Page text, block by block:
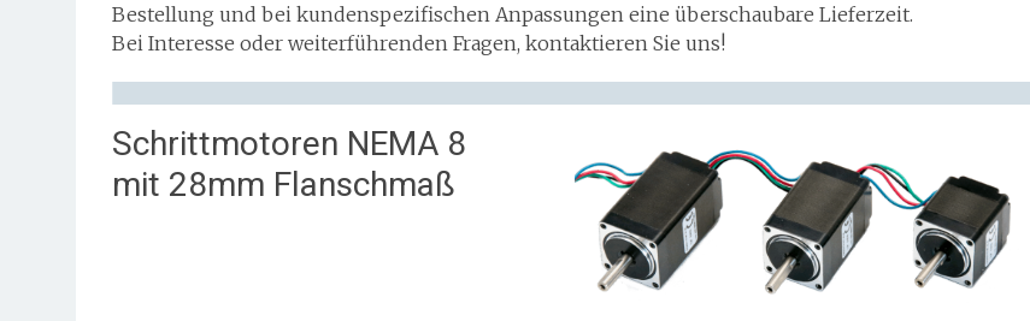
Bestellung und bei kundenspezifischen Anpassungen eine überschaubare Lieferzeit.
Bei Interesse oder weiterführenden Fragen, kontaktieren Sie uns!
Schrittmotoren NEMA 8
mit 28mm Flanschmaß